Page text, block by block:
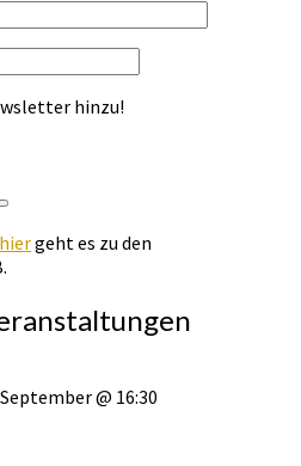
hinzu!
hiergeht es zu den
@ 16:30